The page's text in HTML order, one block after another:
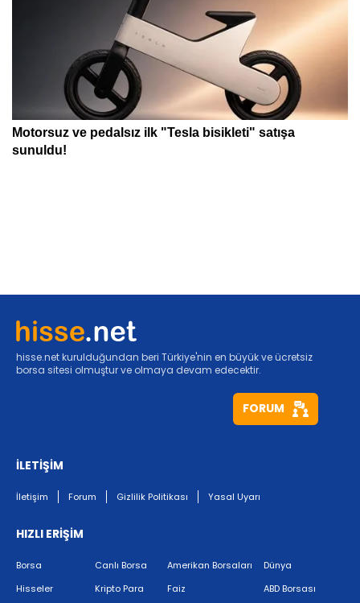
hisse.net kurulduğundan beri Türkiye'nin en büyük ve ücretsiz
borsa sitesi olmuştur ve olmaya devam edecektir.
FORUM
İLETİŞİM
İletişim Forum Gizlilik Politikası Yasal Uyarı
HIZLI ERİŞİM
Borsa
Hisseler
Canlı Borsa
Kripto Para
Amerikan Borsaları
Faiz
Dünya
ABD Borsası